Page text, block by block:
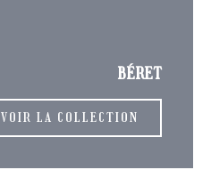
BÉRET
VOIR LA COLLECTION